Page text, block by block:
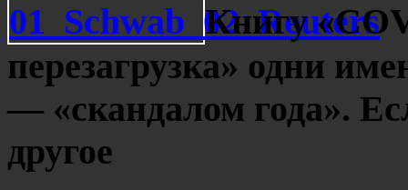
Книгу
перезагрузка» одни
— «скандалом года».
другое